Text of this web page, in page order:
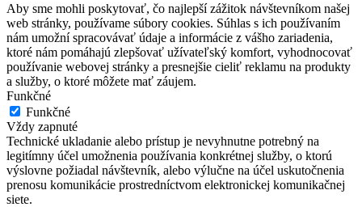
Aby sme mohli poskytovať, čo najlepší zážitok návštevníkom našej
web stránky, používame súbory cookies. Súhlas s ich používaním
nám umožní spracovávať údaje a informácie z vášho zariadenia,
ktoré nám pomáhajú zlepšovať užívateľský komfort, vyhodnocovať
používanie webovej stránky a presnejšie cieliť reklamu na produkty
a služby, o ktoré môžete mať záujem.
Funkčné
Funkčné
Vždy zapnuté
Technické ukladanie alebo prístup je nevyhnutne potrebný na
legitímny účel umožnenia používania konkrétnej služby, o ktorú
výslovne požiadal návštevník, alebo výlučne na účel uskutočnenia
prenosu komunikácie prostredníctvom elektronickej komunikačnej
siete.